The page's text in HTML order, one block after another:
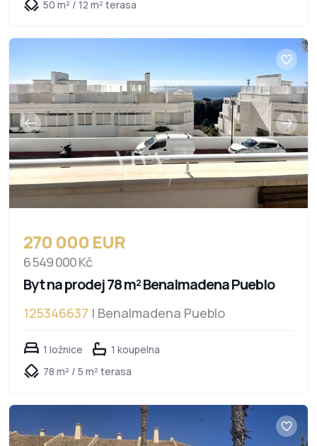
50 m² / 12 m² terasa
270 000 EUR
6 549 000 Kč
Byt na prodej 78 m² Benalmadena Pueblo
125346637 | Benalmadena Pueblo
1 ložnice
1 koupelna
78 m² / 5 m² terasa